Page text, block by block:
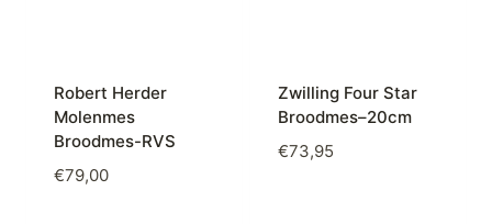
Robert Herder
Molenmes
Broodmes-RVS
€79,00
Zwilling Four Star
Broodmes–20cm
€73,95